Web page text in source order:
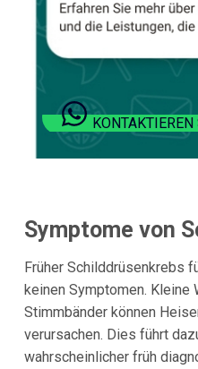
Symptome von
Früher Schilddrüsenkrebs
keinen Symptomen. Kleine
Stimmbänder können
verursachen. Dies führt
wahrscheinlicher früh